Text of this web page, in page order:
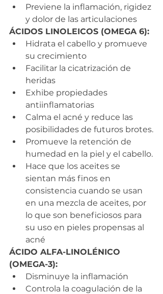
Previene la inflamación, rigidez
y dolor de las articulaciones
ÁCIDOS LINOLEICOS (OMEGA 6):
Hidrata el cabello y promueve
su crecimiento
Facilitar la cicatrización de
heridas
Exhibe propiedades
antiinflamatorias
Calma el acné y reduce las
posibilidades de futuros brotes.
Promueve la retención de
humedad en la piel y el cabello.
Hace que los aceites se
sientan más finos en
consistencia cuando se usan
en una mezcla de aceites, por
lo que son beneficiosos para
su uso en pieles propensas al
acné
ÁCIDO ALFA-LINOLÉNICO
(OMEGA-3):
Disminuye la inflamación
Controla la coagulación de la